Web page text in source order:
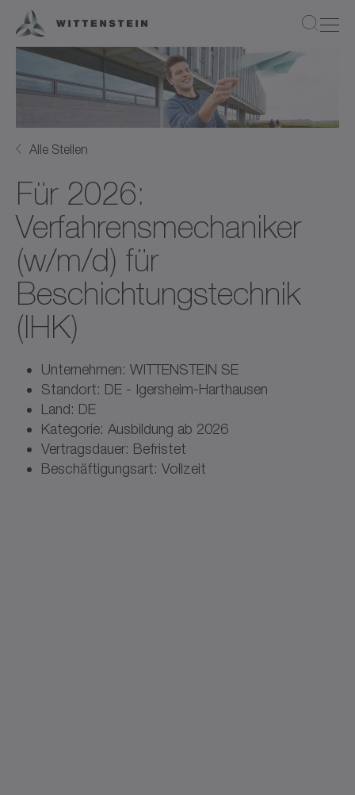
Alle Stellen
Für 2026:
Verfahrensmechaniker
(w/m/d) für
Beschichtungstechnik
(IHK)
Unternehmen: WITTENSTEIN SE
Standort: DE - Igersheim-Harthausen
Land: DE
Kategorie: Ausbildung ab 2026
Vertragsdauer: Befristet
Beschäftigungsart: Vollzeit